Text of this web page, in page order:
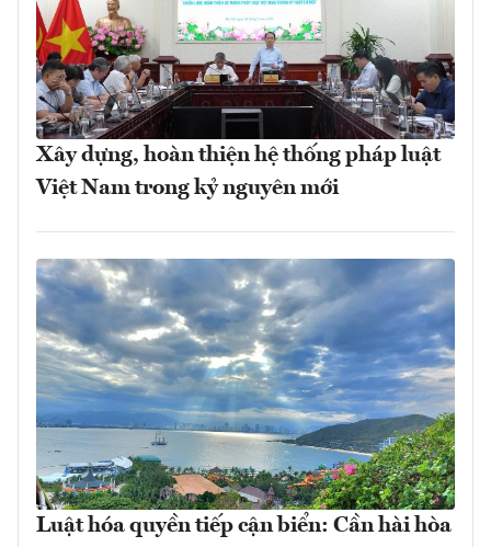
Xây dựng, hoàn thiện hệ thống pháp luật
Việt Nam trong kỷ nguyên mới
Luật hóa quyền tiếp cận biển: Cần hài hòa